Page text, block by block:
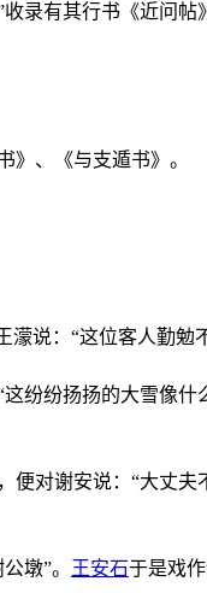
录有其行书《近问
》、《与支遁书》。
说：“这位客人勤勉
纷纷扬扬的大雪像什
对谢安说：“大丈夫
墩”。 王安石于是戏